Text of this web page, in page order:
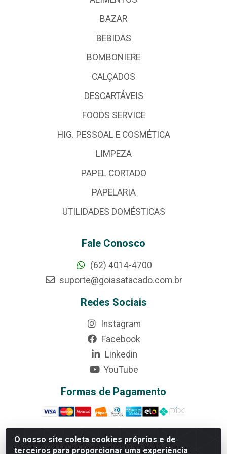
O nosso site coleta cookies próprios e de
terceiros para proporcionar uma experiência
BAZAR
BEBIDAS
BOMBONIERE
CALÇADOS
DESCARTÁVEIS
FOODS SERVICE
HIG. PESSOAL E COSMÉTICA
LIMPEZA
PAPEL CORTADO
PAPELARIA
UTILIDADES DOMÉSTICAS
Fale Conosco
(62) 4014-4700
suporte@goiasatacado.com.br
Redes Sociais
Instagram
Facebook
Linkedin
YouTube
Formas de Pagamento
Rede Brasil - Avenida Universitária, nº 3860, Jardim das